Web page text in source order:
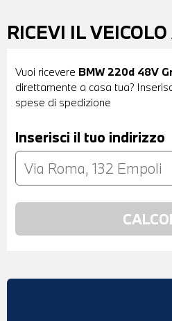
RICEVI IL
Vuoi ricevere BMW 220d 48V
direttamente a casa tua?
spese di spedizione
Inserisci il tuo indirizzo